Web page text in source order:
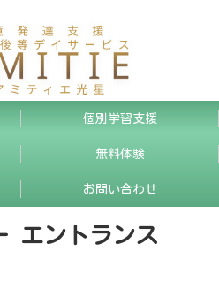
個別学習支援
無料体験
お問い合わせ
エントランス